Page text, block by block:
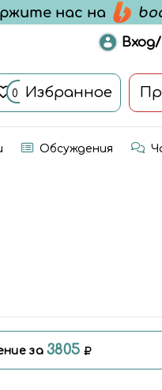
0 Избранное
Обсуждения
за3805